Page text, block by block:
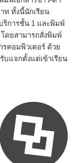
ท ทั้งนี้นักเรียน
ริการชั้น 1 และพิมพ์
โดยสามารถสั่งพิมพ์
รคอมพิวเตอร์ ด้วย
แจกตั้งแต่เข้าเรียน